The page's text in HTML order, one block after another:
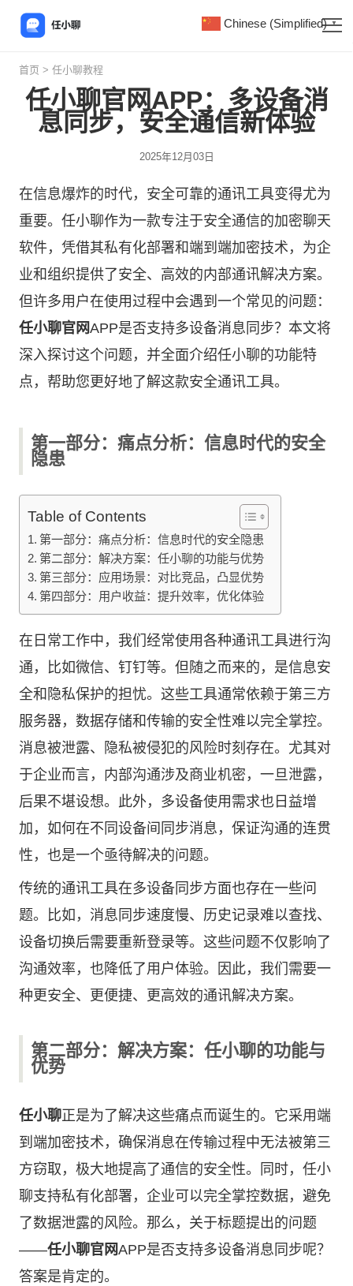
首页 > 任小聊教程
任小聊官网APP：多设备消
息同步，安全通信新体验
2025年12月03日
在信息爆炸的时代，安全可靠的通讯工具变得尤为
重要。 任小聊作为一款专注于安全通信的加密聊天
软件，凭借其私有化部署和端到端加密技术，为企
业和组织提供了安全、高效的内部通讯解决方案。
但许多用户在使用过程中会遇到一个常见的问题：
任小聊官网APP是否支持多设备消息同步？本文将
深入探讨这个问题，并全面介绍任小聊的功能特
点，帮助您更好地了解这款安全通讯工具。
第一部分：痛点分析：信息时代的安全
隐患
Table of Contents
第一部分：痛点分析：信息时代的安全隐患
第二部分：解决方案：任小聊的功能与优势
第三部分：应用场景：对比竞品，凸显优势
第四部分：用户收益：提升效率，优化体验
在日常工作中，我们经常使用各种通讯工具进行沟
通，比如微信、钉钉等。但随之而来的，是信息安
全和隐私保护的担忧。这些工具通常依赖于第三方
服务器，数据存储和传输的安全性难以完全掌控。
消息被泄露、隐私被侵犯的风险时刻存在。尤其对
于企业而言，内部沟通涉及商业机密，一旦泄露，
后果不堪设想。此外，多设备使用需求也日益增
加，如何在不同设备间同步消息，保证沟通的连贯
性，也是一个亟待解决的问题。
传统的通讯工具在多设备同步方面也存在一些问
题。比如，消息同步速度慢、历史记录难以查找、
设备切换后需要重新登录等。这些问题不仅影响了
沟通效率，也降低了用户体验。因此，我们需要一
种更安全、更便捷、更高效的通讯解决方案。
第二部分：解决方案：任小聊的功能与
优势
任小聊正是为了解决这些痛点而诞生的。它采用端
到端加密技术，确保消息在传输过程中无法被第三
方窃取，极大地提高了通信的安全性。同时，任小
聊支持私有化部署，企业可以完全掌控数据，避免
了数据泄露的风险。那么，关于标题提出的问题
——任小聊官网APP是否支持多设备消息同步呢？
答案是肯定的。
Chinese (Simplified) ▼